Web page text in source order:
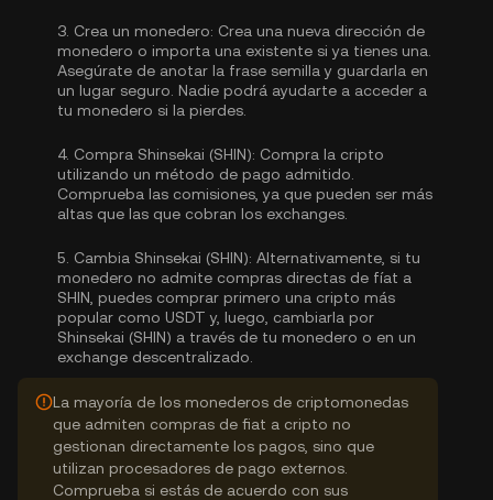
3. Crea un monedero: Crea una nueva dirección de
monedero o importa una existente si ya tienes una.
Asegúrate de anotar la frase semilla y guardarla en
un lugar seguro. Nadie podrá ayudarte a acceder a
tu monedero si la pierdes.
4. Compra Shinsekai (SHIN): Compra la cripto
utilizando un método de pago admitido.
Comprueba las comisiones, ya que pueden ser más
altas que las que cobran los exchanges.
5. Cambia Shinsekai (SHIN): Alternativamente, si tu
monedero no admite compras directas de fíat a
SHIN, puedes comprar primero una cripto más
popular como USDT y, luego, cambiarla por
Shinsekai (SHIN) a través de tu monedero o en un
exchange descentralizado.
La mayoría de los monederos de criptomonedas
que admiten compras de fiat a cripto no
gestionan directamente los pagos, sino que
utilizan procesadores de pago externos.
Comprueba si estás de acuerdo con sus